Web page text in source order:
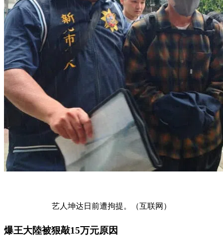
艺人坤达日前遭拘提。（互联网）
爆王大陸被狠敲15万元原因